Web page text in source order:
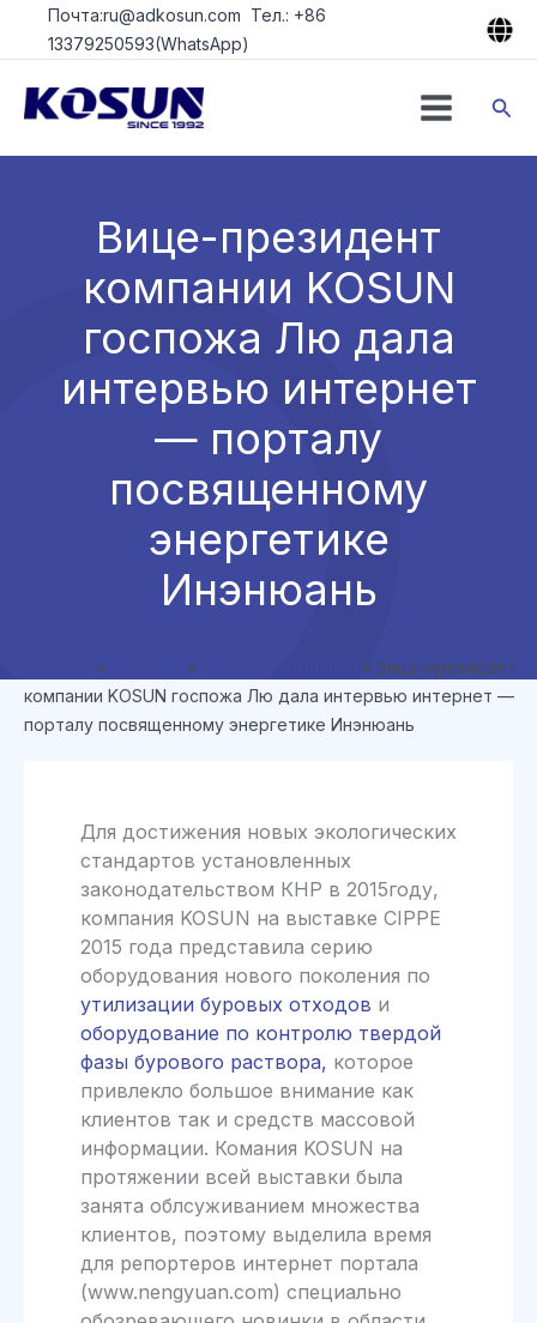
ПерейтиПочта:ru@adkosun.com Тел.: +86
13379250593(WhatsApp)
Вице-президент
компании KOSUN
госпожа Лю дала
интервью интернет
— порталу
посвященному
энергетике
Инэнюань
» » » Вице-президент
компании KOSUN госпожа Лю дала интервью интернет —
порталу посвященному энергетике Инэнюань
Для достижения новых экологических
стандартов установленных
законодательством КНР в 2015году,
компания KOSUN на выставке CIPPE
2015 года представила серию
оборудования нового поколения по
утилизации буровых отходов и
оборудование по контролю твердой
фазы бурового раствора, которое
привлекло большое внимание как
клиентов так и средств массовой
информации. Комания KOSUN на
протяжении всей выставки была
занята облсуживанием множества
клиентов, поэтому выделила время
для репортеров интернет портала
(www.nengyuan.com) специально